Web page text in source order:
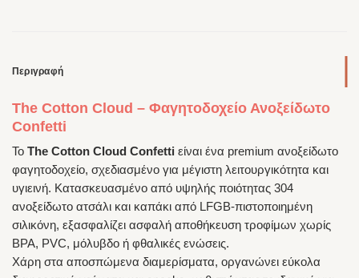
Περιγραφή
The Cotton Cloud – Φαγητοδοχείο Ανοξείδωτο
Confetti
Το The Cotton Cloud Confetti είναι ένα premium ανοξείδωτο
φαγητοδοχείο, σχεδιασμένο για μέγιστη λειτουργικότητα και
υγιεινή. Κατασκευασμένο από υψηλής ποιότητας 304
ανοξείδωτο ατσάλι και καπάκι από LFGB-πιστοποιημένη
σιλικόνη, εξασφαλίζει ασφαλή αποθήκευση τροφίμων χωρίς
BPA, PVC, μόλυβδο ή φθαλικές ενώσεις.
Χάρη στα αποσπώμενα διαμερίσματα, οργανώνει εύκολα